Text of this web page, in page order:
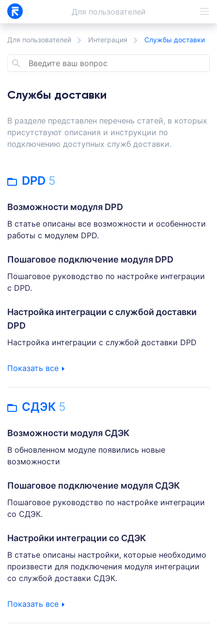
Для пользователей
Для пользователей Интеграция Службы доставки
Службы доставки
В разделе представлен перечень статей, в которых
присутствуют описания и инструкции по
подключению доступных служб доставки.
DPD 5
Возможности модуля DPD
В статье описаны все возможности и особенности
работы с модулем DPD.
Пошаговое подключение модуля DPD
Пошаговое руководство по настройке интеграции
с DPD.
Настройка интеграции с службой доставки
DPD
Настройка интеграции с службой доставки DPD
Показать все
СДЭК 5
Возможности модуля СДЭК
В обновленном модуле появились новые
возможности
Пошаговое подключение модуля СДЭК
Пошаговое руководство по настройке интеграции
со СДЭК.
Настройки интеграции со СДЭК
В статье описаны настройки, которые необходимо
произвести для подключения модуля интеграции
со службой доставки СДЭК.
Показать все